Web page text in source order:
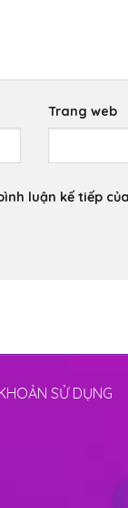
Trang web
luận kế tiếp
SỬ DỤNG